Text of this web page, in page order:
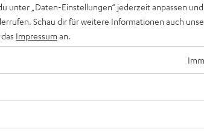
unter „Daten-Einstellungen“ jederzeit anpassen
Schau dir für weitere Informationen auch
Impressum an.